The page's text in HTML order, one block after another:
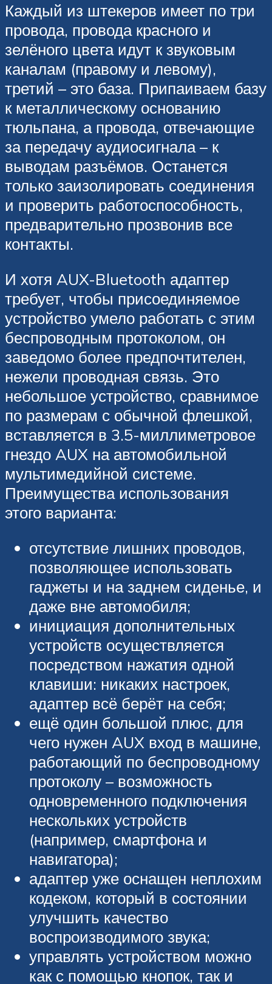
Каждый из штекеров имеет по три
провода, провода красного и
зелёного цвета идут к звуковым
каналам (правому и левому),
третий – это база. Припаиваем базу
к металлическому основанию
тюльпана, а провода, отвечающие
за передачу аудиосигнала – к
выводам разъёмов. Останется
только заизолировать соединения
и проверить работоспособность,
предварительно прозвонив все
контакты.
И хотя AUX-Bluetooth адаптер
требует, чтобы присоединяемое
устройство умело работать с этим
беспроводным протоколом, он
заведомо более предпочтителен,
нежели проводная связь. Это
небольшое устройство, сравнимое
по размерам с обычной флешкой,
вставляется в 3.5-миллиметровое
гнездо AUX на автомобильной
мультимедийной системе.
Преимущества использования
этого варианта:
отсутствие лишних проводов,
позволяющее использовать
гаджеты и на заднем сиденье, и
даже вне автомобиля;
инициация дополнительных
устройств осуществляется
посредством нажатия одной
клавиши: никаких настроек,
адаптер всё берёт на себя;
ещё один большой плюс, для
чего нужен AUX вход в машине,
работающий по беспроводному
протоколу – возможность
одновременного подключения
нескольких устройств
(например, смартфона и
навигатора);
адаптер уже оснащен неплохим
кодеком, который в состоянии
улучшить качество
воспроизводимого звука;
управлять устройством можно
как с помощью кнопок, так и